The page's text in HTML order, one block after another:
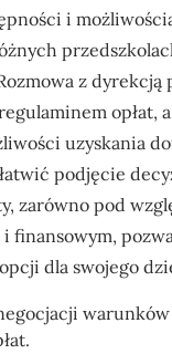
i
z dyrekcją
opłat,
uzyskania
podjęcie
zarówno pod
finansowym,
dla swojego